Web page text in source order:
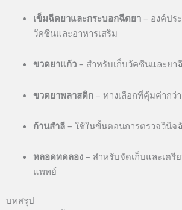
เข็มฉีดยาและกระบอกฉีดยา – องค์ปร
วัคซีนและอาหารเสริม
ขวดยาแก้ว – สำหรับเก็บวัคซีนและยา
ขวดยาพลาสติก – ทางเลือกที่คุ้มค่ากว่
ก้านสำลี – ใช้ในขั้นตอนการตรวจวินิจ
หลอดทดลอง – สำหรับจัดเก็บและเตรี
แพทย์
บทสรุป